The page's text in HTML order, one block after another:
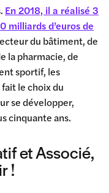
En 2018, il a réalisé 3
milliards d’euros de
du bâtiment, de
la pharmacie, de
sportif, les
le choix du
se développer,
cinquante ans.
et Associé,
!